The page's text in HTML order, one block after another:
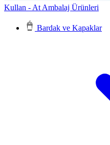
Kullan - At Ambalaj Ürünleri
Bardak ve Kapaklar